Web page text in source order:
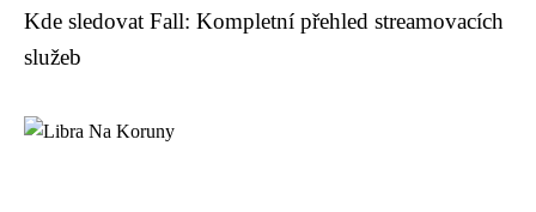
Kde sledovat Fall: Kompletní přehled streamovacích
služeb